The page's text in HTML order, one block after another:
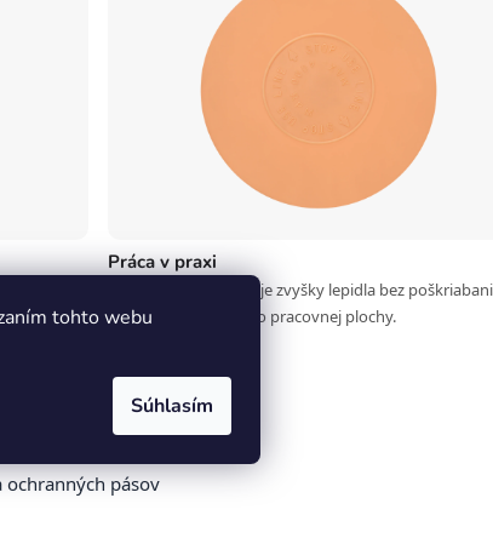
tohto webu
Súhlasím
Práca v praxi
Disk účinne odstraňuje zvyšky lepidla bez
povrchu vozidla alebo pracovnej plochy.
povrchu lepkavé zvyšky:
pásov